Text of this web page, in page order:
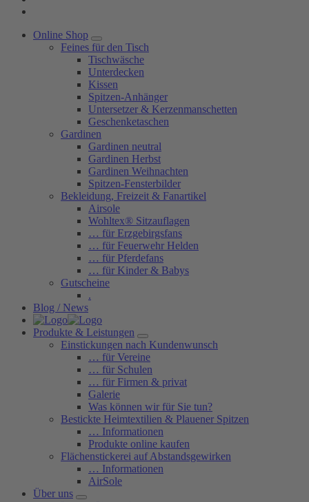
Online Shop
Feines für den Tisch
Tischwäsche
Unterdecken
Kissen
Spitzen-Anhänger
Untersetzer & Kerzenmanschetten
Geschenketaschen
Gardinen
Gardinen neutral
Gardinen Herbst
Gardinen Weihnachten
Spitzen-Fensterbilder
Bekleidung, Freizeit & Fanartikel
Airsole
Wohltex® Sitzauflagen
… für Erzgebirgsfans
… für Feuerwehr Helden
… für Pferdefans
… für Kinder & Babys
Gutscheine
.
Blog / News
Produkte & Leistungen
Einstickungen nach Kundenwunsch
… für Vereine
… für Schulen
… für Firmen & privat
Galerie
Was können wir für Sie tun?
Bestickte Heimtextilien & Plauener Spitzen
… Informationen
Produkte online kaufen
Flächenstickerei auf Abstandsgewirken
… Informationen
AirSole
Über uns